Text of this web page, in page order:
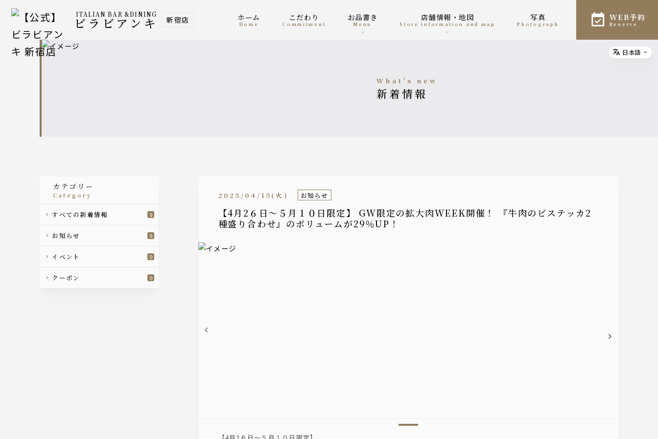
ITALIAN BAR &DINING
ビラビアンキ 新宿店 ホーム
home
こだわり
Commitment
お品書き
menu
店舗情報・地図
Store information and map
写真
photograph
WEB予約
reserve
what's new
新着情報
【4月2６日〜５月１０日限定】 GW限定の拡大肉WEEK開催！ 『牛肉のビステッカ2
種盛り合わせ』のボリュームが29％UP！
2025/04/15(火) お知らせ
【4月2６日〜５月１０日限定】
カテゴリー
category
すべての新着情報 9
お知らせ 9
イベント 0
クーポン 0
Select
日本語